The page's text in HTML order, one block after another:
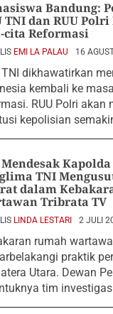
Bandung:
TNI dan RUU
cita Reformasi
EMI LA PALAU 16
TNI dikhawatirkan
kembali ke
RUU Polri akan
kepolisian
Mendesak
TNI
dalam
Tribrata TV
LINDA LESTARI 2 JULI
rumah
praktik
Utara. Dewan
tim